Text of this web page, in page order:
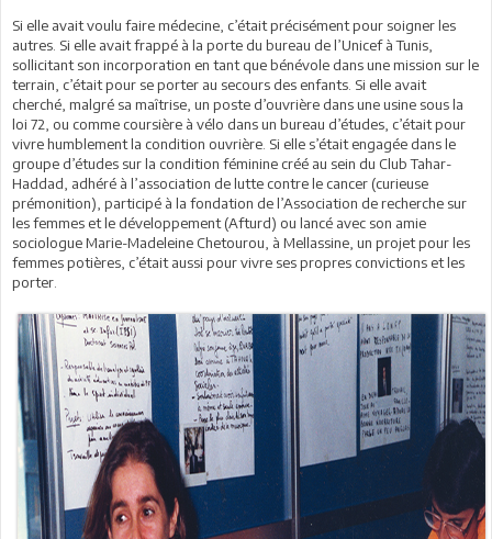
Si elle avait voulu faire médecine, c’était précisément pour soigner les
autres. Si elle avait frappé à la porte du bureau de l’Unicef à Tunis,
sollicitant son incorporation en tant que bénévole dans une mission sur le
terrain, c’était pour se porter au secours des enfants. Si elle avait
cherché, malgré sa maîtrise, un poste d’ouvrière dans une usine sous la
loi 72, ou comme coursière à vélo dans un bureau d’études, c’était pour
vivre humblement la condition ouvrière. Si elle s’était engagée dans le
groupe d’études sur la condition féminine créé au sein du Club Tahar-
Haddad, adhéré à l’association de lutte contre le cancer (curieuse
prémonition), participé à la fondation de l’Association de recherche sur
les femmes et le développement (Afturd) ou lancé avec son amie
sociologue Marie-Madeleine Chetourou, à Mellassine, un projet pour les
femmes potières, c’était aussi pour vivre ses propres convictions et les
porter.